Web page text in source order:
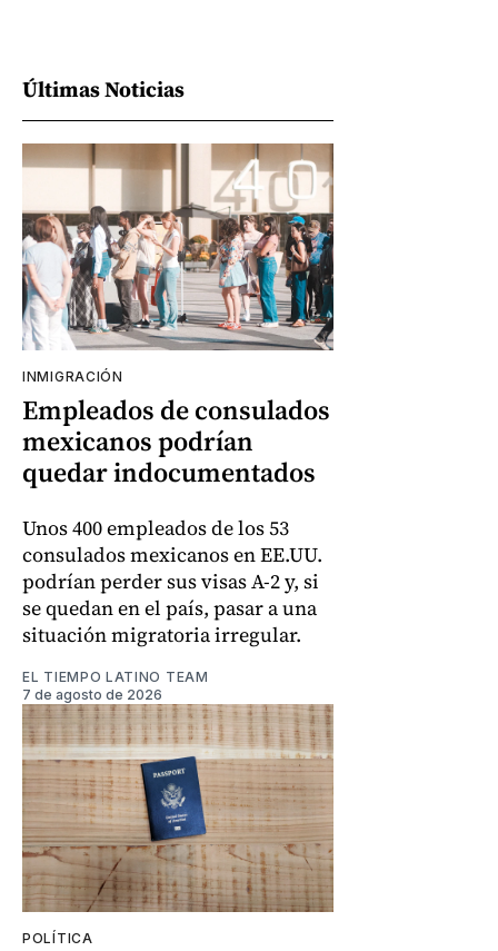
Últimas Noticias
INMIGRACIÓN
Empleados de consulados
mexicanos podrían
quedar indocumentados
Unos 400 empleados de los 53
consulados mexicanos en EE.UU.
podrían perder sus visas A-2 y, si
se quedan en el país, pasar a una
situación migratoria irregular.
EL TIEMPO LATINO TEAM
7 de agosto de 2026
POLÍTICA